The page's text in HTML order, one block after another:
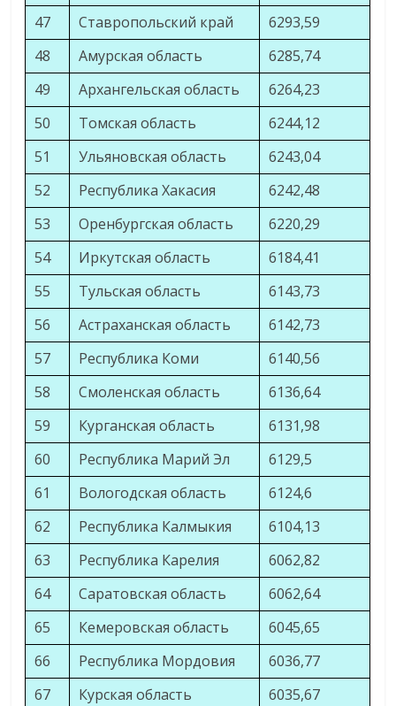
47
Ставропольский край
6293,59
48
Амурская область
6285,74
49
Архангельская область
6264,23
50
Томская область
6244,12
51
Ульяновская область
6243,04
52
Республика Хакасия
6242,48
53
Оренбургская область
6220,29
54
Иркутская область
6184,41
55
Тульская область
6143,73
56
Астраханская область
6142,73
57
Республика Коми
6140,56
58
Смоленская область
6136,64
59
Курганская область
6131,98
60
Республика Марий Эл
6129,5
61
Вологодская область
6124,6
62
Республика Калмыкия
6104,13
63
Республика Карелия
6062,82
64
Саратовская область
6062,64
65
Кемеровская область
6045,65
66
Республика Мордовия
6036,77
67
Курская область
6035,67